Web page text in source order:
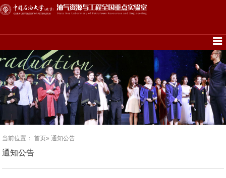
当前位置：首页» 通知公告
通知公告